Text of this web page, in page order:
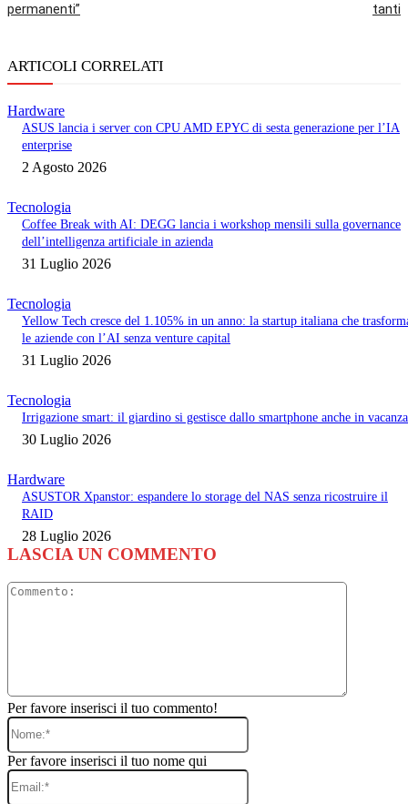
permanenti”
tanti
ARTICOLI CORRELATI
Hardware
ASUS lancia i server con CPU AMD EPYC di sesta generazione per l’IA
enterprise
2 Agosto 2026
Tecnologia
Coffee Break with AI: DEGG lancia i workshop mensili sulla governance
dell’intelligenza artificiale in azienda
31 Luglio 2026
Tecnologia
Yellow Tech cresce del 1.105% in un anno: la startup italiana che
le aziende con l’AI senza venture capital
31 Luglio 2026
Tecnologia
Irrigazione smart: il giardino si gestisce dallo smartphone anche in vacanza
30 Luglio 2026
Hardware
ASUSTOR Xpanstor: espandere lo storage del NAS senza ricostruire il
RAID
28 Luglio 2026
LASCIA UN COMMENTO
Per favore inserisci il tuo commento!
Nome:*
Per favore inserisci il tuo nome qui
Email:*